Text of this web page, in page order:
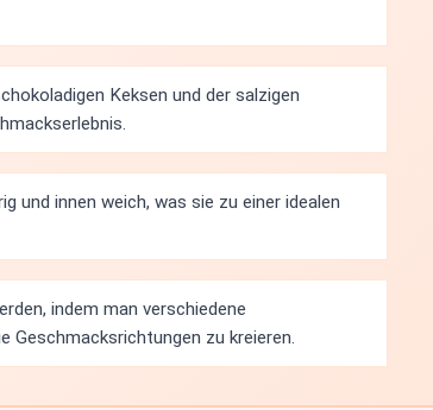
Keksen und der salzigen
und innen weich, was sie zu einer idealen
indem man verschiedene
Geschmacksrichtungen zu kreieren.